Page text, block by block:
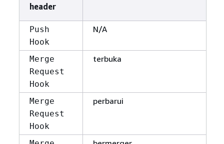
header
Push
Hook
N/A
Merge
Request
Hook
terbuka
Merge
Request
Hook
perbarui